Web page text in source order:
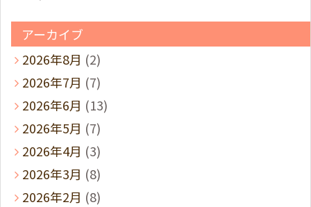
アーカイブ
2026年8月 (2)
2026年7月 (7)
2026年6月 (13)
2026年5月 (7)
2026年4月 (3)
2026年3月 (8)
2026年2月 (8)